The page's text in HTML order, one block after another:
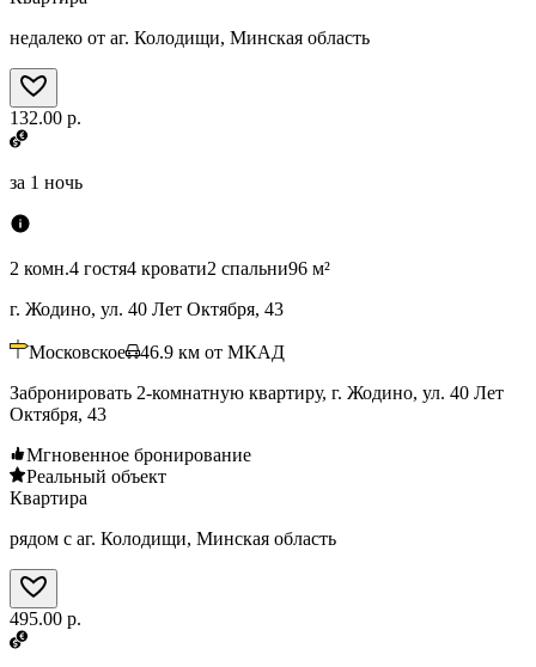
недалеко от аг. Колодищи, Минская область
132.00 р.
за 1 ночь
2 комн.4 гостя4 кровати2 спальни96 м²
г. Жодино, ул. 40 Лет Октября, 43
Московское 46.9 км от МКАД
Забронировать 2-комнатную квартиру, г. Жодино, ул. 40 Лет
Октября, 43
Мгновенное бронирование
Реальный объект
Квартира
рядом с аг. Колодищи, Минская область
495.00 р.